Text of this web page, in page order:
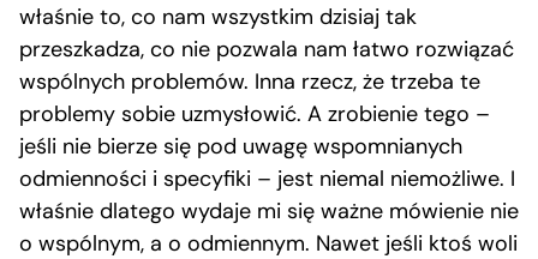
właśnie to, co nam wszystkim dzisiaj tak
przeszkadza, co nie pozwala nam łatwo rozwiązać
wspólnych problemów. Inna rzecz, że trzeba te
problemy sobie uzmysłowić. A zrobienie tego –
jeśli nie bierze się pod uwagę wspomnianych
odmienności i specyfiki – jest niemal niemożliwe. I
właśnie dlatego wydaje mi się ważne mówienie nie
o wspólnym, a o odmiennym. Nawet jeśli ktoś woli